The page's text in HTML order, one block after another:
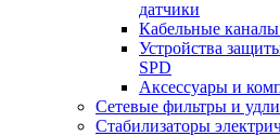
датчики
Кабельные
Устройства
SPD
Аксессуары и
Сетевые фильтры и
Стабилизаторы